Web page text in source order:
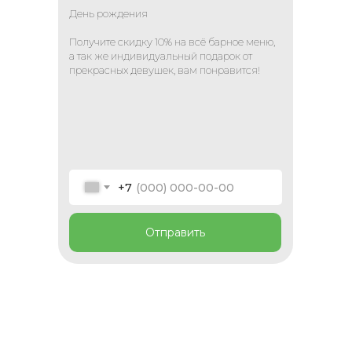
+7
Отправить
День рождения
Получите скидку 10% на всё барное меню,
а так же индивидуальный подарок от
прекрасных девушек, вам понравится!